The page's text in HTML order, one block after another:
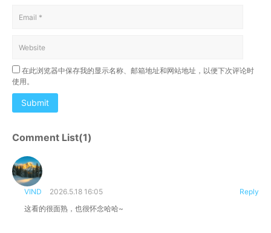
在此浏览器中保存我的显示名称、邮箱地址和网站地址，以便下次评论时
使用。
Submit
Comment List(1)
VIND
2026.5.18 16:05
这看的很面熟，也很怀念哈哈~
Reply